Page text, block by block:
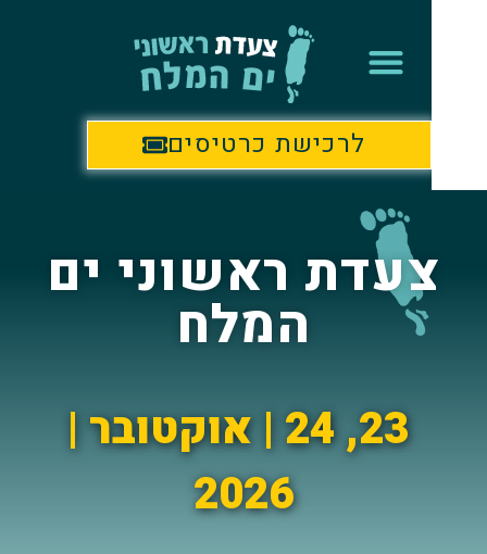
לרכישת כרטיסים
ראשוני ים
המלח
23, 24 | אוקטובר |
2026